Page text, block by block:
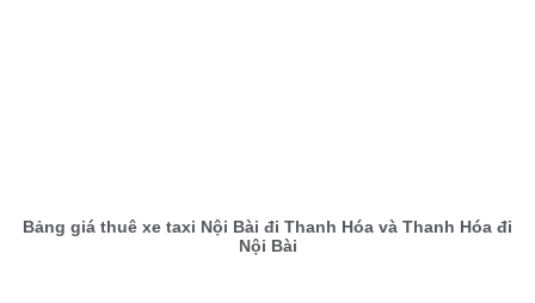
Bảng giá thuê xe taxi Nội Bài đi Thanh Hóa và Thanh Hóa đi
Nội Bài